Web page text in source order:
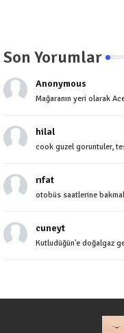
Son Yorumlar
Anonymous
Mağaranın yeri olarak
hilal
cook guzel goruntuler,
rıfat
otobüs saatlerine
cuneyt
Kutludüğün'e doğalgaz